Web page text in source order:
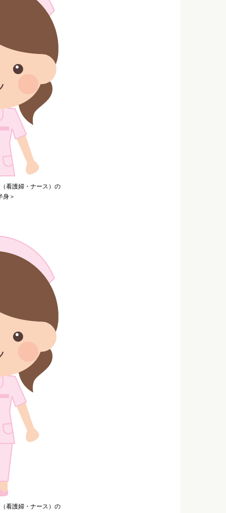
看護婦・ナース）の
身＞
看護婦・ナース）の